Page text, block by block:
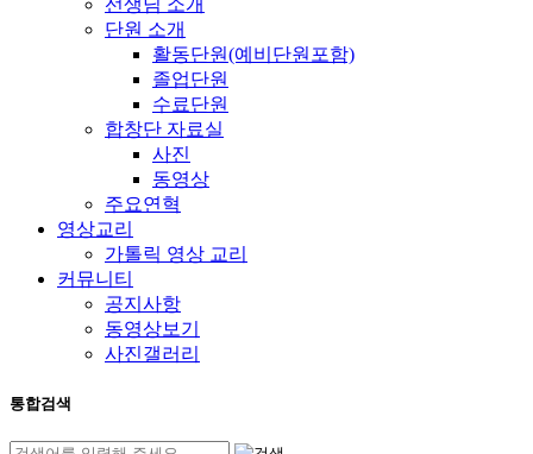
단원 소개
활동단원(예비단원포함)
졸업단원
수료단원
합창단 자료실
사진
동영상
주요연혁
영상교리
가톨릭 영상 교리
커뮤니티
공지사항
동영상보기
사진갤러리
통합검색